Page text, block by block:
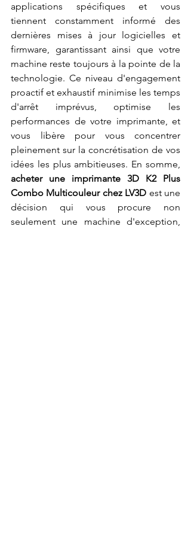
applications spécifiques et vous
tiennent constamment informé des
dernières mises à jour logicielles et
firmware, garantissant ainsi que votre
machine reste toujours à la pointe de la
technologie. Ce niveau d'engagement
proactif et exhaustif minimise les temps
d'arrêt imprévus, optimise les
performances de votre imprimante, et
vous libère pour vous concentrer
pleinement sur la concrétisation de vos
acheter une imprimante 3D K2 Plus
Combo Multicouleur chez LV3D est une
décision qui vous procure non
seulement une machine d'exception,